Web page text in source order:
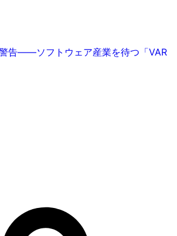
告——ソフトウェア産業を待つ「VAR